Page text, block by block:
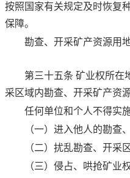
按照国家有关规定及时恢复
保障。
勘查、开采矿产资源用
第三十五条 矿业权所在
采区域内勘查、开采矿产资
任何单位和个人不得实
（一）进入他人的勘查
（二）扰乱勘查、开采
（三）侵占、哄抢矿业